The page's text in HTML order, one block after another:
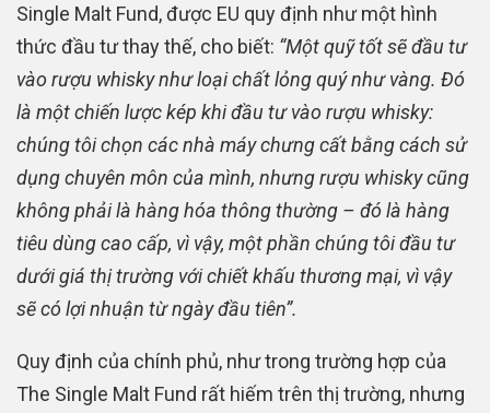
Single Malt Fund, được EU quy định như một hình
thức đầu tư thay thế, cho biết: “Một quỹ tốt sẽ đầu tư
vào rượu whisky như loại chất lỏng quý như vàng. Đó
là một chiến lược kép khi đầu tư vào rượu whisky:
chúng tôi chọn các nhà máy chưng cất bằng cách sử
dụng chuyên môn của mình, nhưng rượu whisky cũng
không phải là hàng hóa thông thường – đó là hàng
tiêu dùng cao cấp, vì vậy, một phần chúng tôi đầu tư
dưới giá thị trường với chiết khấu thương mại, vì vậy
sẽ có lợi nhuận từ ngày đầu tiên”.
Quy định của chính phủ, như trong trường hợp của
The Single Malt Fund rất hiếm trên thị trường, nhưng